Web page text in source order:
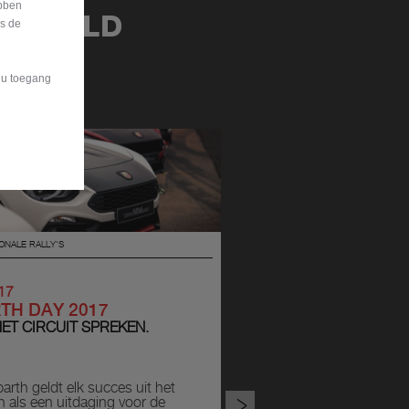
RALLY'S
DAY 2017
CIRCUIT SPREKEN.
geldt elk succes uit het
als een uitdaging voor de
de
toegang